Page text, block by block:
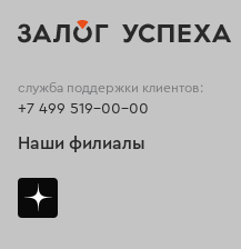
служба поддержки клиентов:
+7 499 519-00-00
Наши филиалы